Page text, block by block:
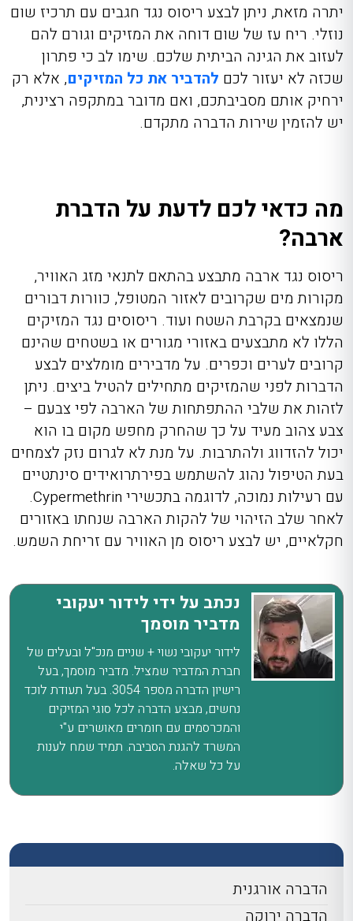
יתרה מזאת, ניתן לבצע ריסוס נגד חגבים עם תרכיז שום
נוזלי. ריח עז של שום דוחה את המזיקים וגורם להם
לעזוב את הגינה הביתית שלכם. שימו לב כי פתרון
שכזה לא יעזור לכם להדביר את כל המזיקים, אלא רק
ירחיק אותם מסביבתכם, ואם מדובר במתקפה רצינית,
יש להזמין שירות הדברה מתקדם.
מה כדאי לכם לדעת על הדברת
ארבה?
ריסוס נגד ארבה מתבצע בהתאם לתנאי מזג האוויר,
מקורות מים שקרובים לאזור המטופל, כוורות דבורים
שנמצאים בקרבת השטח ועוד. ריסוסים נגד המזיקים
הללו לא מתבצעים באזורי מגורים או בשטחים שהינם
קרובים לערים וכפרים. על מדבירים מומלצים לבצע
הדברות לפני שהמזיקים מתחילים להטיל ביצים. ניתן
לזהות את שלבי ההתפתחות של הארבה לפי צבעם –
צבע צהוב מעיד על כך שהחרק מחפש מקום בו הוא
יכול להזדווג ולהתרבות. על מנת לא לגרום נזק לצמחים
בעת הטיפול נהוג להשתמש בפירתרואידים סינתטיים
עם רעילות נמוכה, לדוגמה בתכשירי Cypermethrin
.
לאחר שלב הזיהוי של להקות הארבה שנחתו באזורים
חקלאיים, יש לבצע ריסוס מן האוויר עם זריחת השמש.
נכתב על ידי לידור יעקובי
מדביר מוסמך
לידור יעקובי נשוי + שניים מנכ"ל ובעלים של
חברת המדביר שמציל. מדביר מוסמך, בעל
רישיון הדברה מספר 3054. בעל תעודת לוכד
נחשים, מבצע הדברה לכל סוגי המזיקים
והמכרסמים עם חומרים מאושרים ע"י
המשרד להגנת הסביבה. תמיד שמח לענות
על כל שאלה.
הדברה אורגנית
הדברה ירוקה